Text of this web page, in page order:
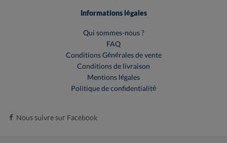
Informations légales
Qui sommes-nous ?
FAQ
Conditions Générales de vente
Conditions de livraison
Mentions légales
Politique de confidentialité
Nous suivre sur Facebook